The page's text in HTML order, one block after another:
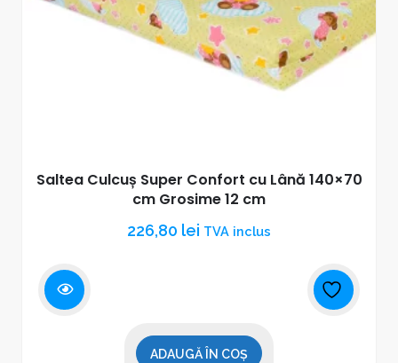
Saltea Culcuș Super Confort cu Lână 140×70
cm Grosime 12 cm
226,80 lei TVA inclus
ADAUGĂ ÎN COȘ